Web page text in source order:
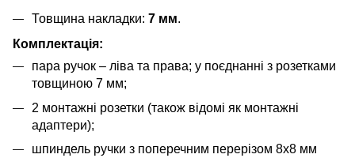
Товщина накладки: 7 мм.
Комплектація:
пара ручок – ліва та права; у поєднанні з розетками
товщиною 7 мм;
2 монтажні розетки (також відомі як монтажні
адаптери);
шпиндель ручки з поперечним перерізом 8x8 мм